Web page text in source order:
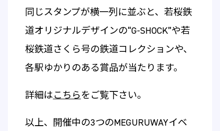
同じスタンプが横一列に並ぶと、若桜鉄
道オリジナルデザインの“G-SHOCK”や若
桜鉄道さくら号の鉄道コレクションや、
各駅ゆかりのある賞品が当たります。
詳細はこちら をご覧下さい。
以上、開催中の3つのMEGURUWAYイベ